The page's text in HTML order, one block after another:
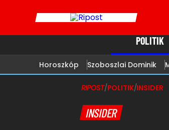
POLITIK
Horoszkóp Szoboszlai Dominik
RIPOST/POLITIK/INSIDER
INSIDER